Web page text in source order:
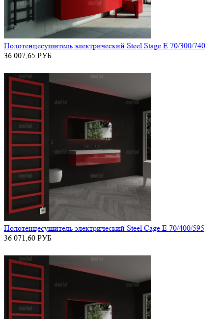
Полотенцесушитель электрический Steel Stage E 70/300/740
36 007,65 РУБ
Полотенцесушитель электрический Steel Cage E 70/400/595
36 071,60 РУБ